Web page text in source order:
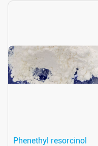
Phenethyl resorcinol